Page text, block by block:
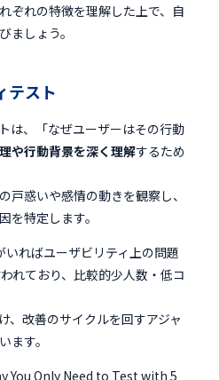
ぞれの特徴を理解した上で、自
ましょう。
テスト
は、「なぜユーザーはその行動
や行動背景を深く理解するため
戸惑いや感情の動きを観察し、
を特定します。
ればユーザビリティ上の問題
れており、比較的少人数・低コ
、改善のサイクルを回すアジャ
ます。
You Only Need to Test with 5